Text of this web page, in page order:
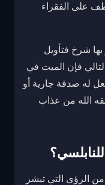
على الفقراء
بها شرخ فتأويل
فإن الميت في
له صدقة جارية أو
الله من عذاب
من الرؤى التي تبشر